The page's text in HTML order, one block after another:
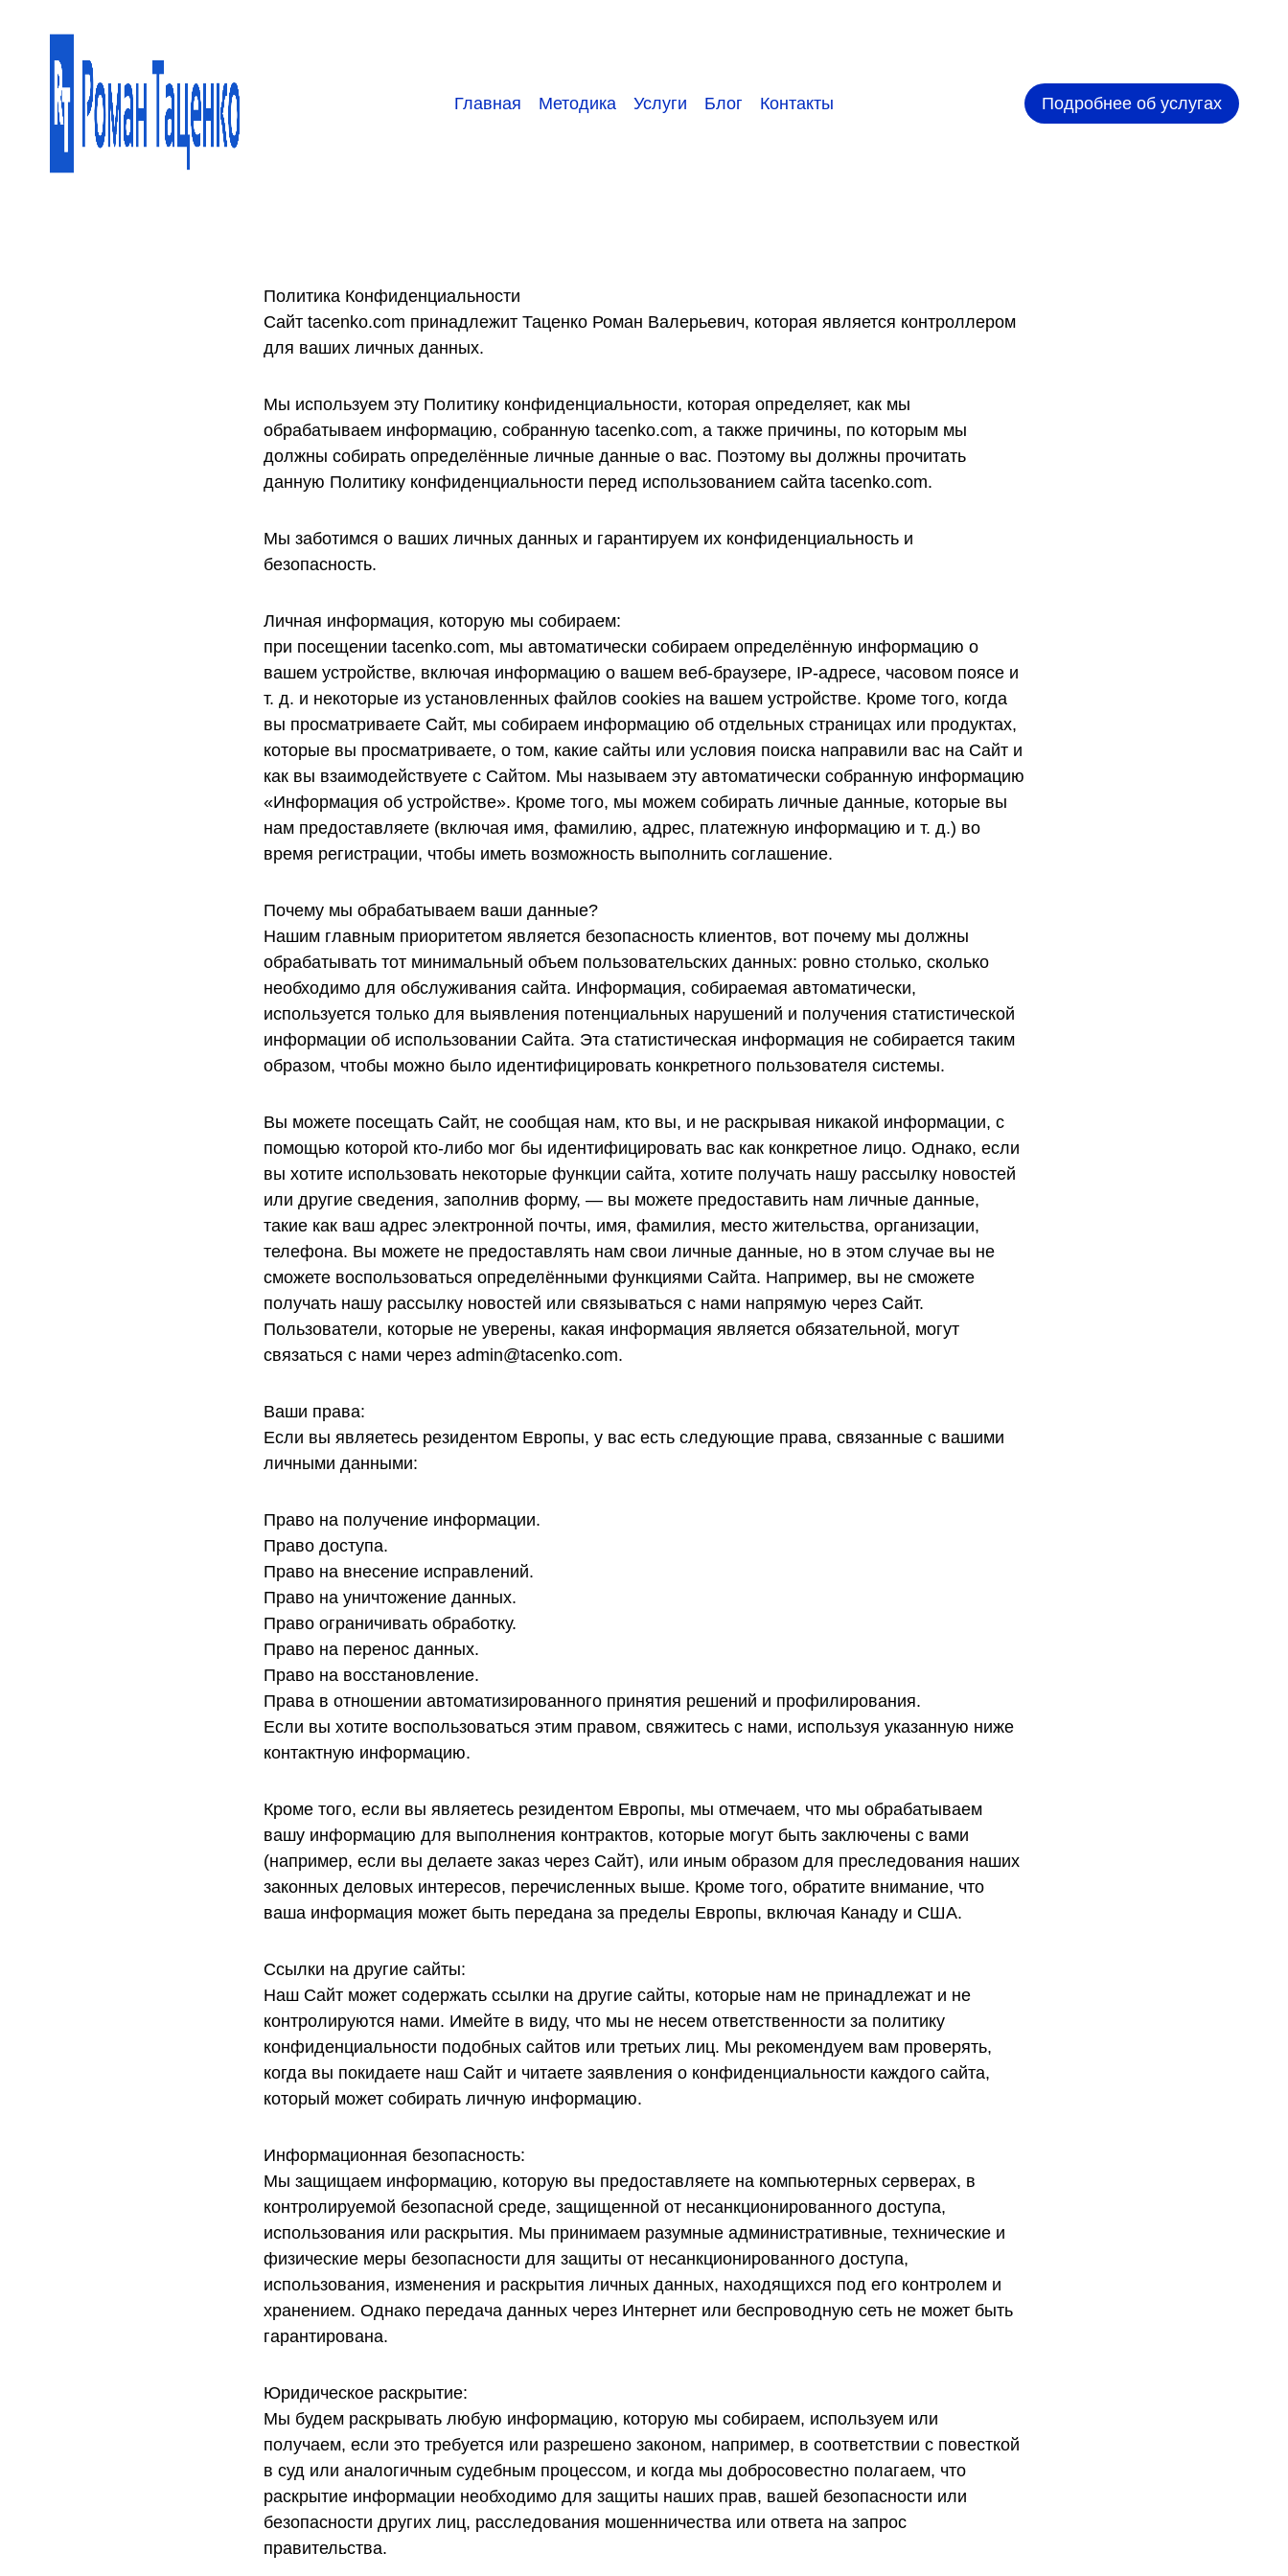
содержимому
Главная Методика Услуги Блог Контакты Подробнее об услугах
Политика Конфиденциальности
Сайт tacenko.com принадлежит Таценко Роман Валерьевич, которая является контроллером
для ваших личных данных.
Мы используем эту Политику конфиденциальности, которая определяет, как мы
обрабатываем информацию, собранную tacenko.com, а также причины, по которым мы
должны собирать определённые личные данные о вас. Поэтому вы должны прочитать
данную Политику конфиденциальности перед использованием сайта tacenko.com.
Мы заботимся о ваших личных данных и гарантируем их конфиденциальность и
безопасность.
Личная информация, которую мы собираем:
при посещении tacenko.com, мы автоматически собираем определённую информацию о
вашем устройстве, включая информацию о вашем веб-браузере, IP-адресе, часовом поясе и
т. д. и некоторые из установленных файлов cookies на вашем устройстве. Кроме того, когда
вы просматриваете Сайт, мы собираем информацию об отдельных страницах или продуктах,
которые вы просматриваете, о том, какие сайты или условия поиска направили вас на Сайт и
как вы взаимодействуете с Сайтом. Мы называем эту автоматически собранную информацию
«Информация об устройстве». Кроме того, мы можем собирать личные данные, которые вы
нам предоставляете (включая имя, фамилию, адрес, платежную информацию и т. д.) во
время регистрации, чтобы иметь возможность выполнить соглашение.
Почему мы обрабатываем ваши данные?
Нашим главным приоритетом является безопасность клиентов, вот почему мы должны
обрабатывать тот минимальный объем пользовательских данных: ровно столько, сколько
необходимо для обслуживания сайта. Информация, собираемая автоматически,
используется только для выявления потенциальных нарушений и получения статистической
информации об использовании Сайта. Эта статистическая информация не собирается таким
образом, чтобы можно было идентифицировать конкретного пользователя системы.
Вы можете посещать Сайт, не сообщая нам, кто вы, и не раскрывая никакой информации, с
помощью которой кто-либо мог бы идентифицировать вас как конкретное лицо. Однако, если
вы хотите использовать некоторые функции сайта, хотите получать нашу рассылку новостей
или другие сведения, заполнив форму, — вы можете предоставить нам личные данные,
такие как ваш адрес электронной почты, имя, фамилия, место жительства, организации,
телефона. Вы можете не предоставлять нам свои личные данные, но в этом случае вы не
сможете воспользоваться определёнными функциями Сайта. Например, вы не сможете
получать нашу рассылку новостей или связываться с нами напрямую через Сайт.
Пользователи, которые не уверены, какая информация является обязательной, могут
связаться с нами через admin@tacenko.com.
Ваши права:
Если вы являетесь резидентом Европы, у вас есть следующие права, связанные с вашими
личными данными:
Право на получение информации.
Право доступа.
Право на внесение исправлений.
Право на уничтожение данных.
Право ограничивать обработку.
Право на перенос данных.
Право на восстановление.
Права в отношении автоматизированного принятия решений и профилирования.
Если вы хотите воспользоваться этим правом, свяжитесь с нами, используя указанную ниже
контактную информацию.
Кроме того, если вы являетесь резидентом Европы, мы отмечаем, что мы обрабатываем
вашу информацию для выполнения контрактов, которые могут быть заключены с вами
(например, если вы делаете заказ через Сайт), или иным образом для преследования наших
законных деловых интересов, перечисленных выше. Кроме того, обратите внимание, что
ваша информация может быть передана за пределы Европы, включая Канаду и США.
Ссылки на другие сайты:
Наш Сайт может содержать ссылки на другие сайты, которые нам не принадлежат и не
контролируются нами. Имейте в виду, что мы не несем ответственности за политику
конфиденциальности подобных сайтов или третьих лиц. Мы рекомендуем вам проверять,
когда вы покидаете наш Сайт и читаете заявления о конфиденциальности каждого сайта,
который может собирать личную информацию.
Информационная безопасность:
Мы защищаем информацию, которую вы предоставляете на компьютерных серверах, в
контролируемой безопасной среде, защищенной от несанкционированного доступа,
использования или раскрытия. Мы принимаем разумные административные, технические и
физические меры безопасности для защиты от несанкционированного доступа,
использования, изменения и раскрытия личных данных, находящихся под его контролем и
хранением. Однако передача данных через Интернет или беспроводную сеть не может быть
гарантирована.
Юридическое раскрытие:
Мы будем раскрывать любую информацию, которую мы собираем, используем или
получаем, если это требуется или разрешено законом, например, в соответствии с повесткой
в ​​суд или аналогичным судебным процессом, и когда мы добросовестно полагаем, что
раскрытие информации необходимо для защиты наших прав, вашей безопасности или
безопасности других лиц, расследования мошенничества или ответа на запрос
правительства.